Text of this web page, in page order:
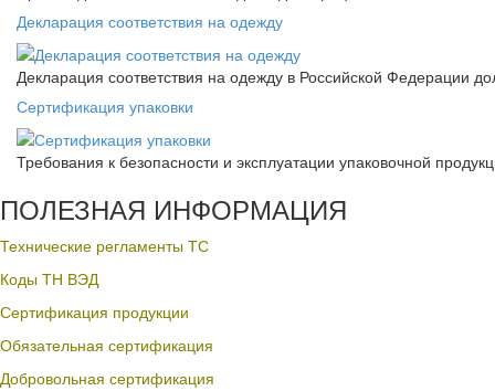
Декларация соответствия на одежду
Декларация соответствия на одежду в Российской Федерации
Сертификация упаковки
Требования к безопасности и эксплуатации упаковочной
ПОЛЕЗНАЯ ИНФОРМАЦИЯ
Технические регламенты ТС
Коды ТН ВЭД
Сертификация продукции
Обязательная сертификация
Добровольная сертификация